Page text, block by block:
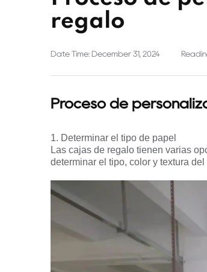
regalo
Date Time: December 31, 2024
Proceso de
1. Determinar el tipo de papel
Las cajas de regalo tienen varias
determinar el tipo, color y textura del